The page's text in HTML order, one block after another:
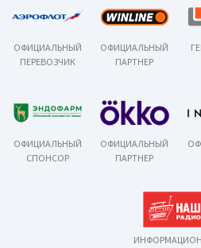
ОФИЦИАЛЬНЫЙ
ПЕРЕВОЗЧИК
ОФИЦИАЛЬНЫЙ
ПАРТНЕР
ОФИЦИАЛЬНЫЙ
СПОНСОР
ОФИЦИАЛЬНЫЙ
ПАРТНЕР